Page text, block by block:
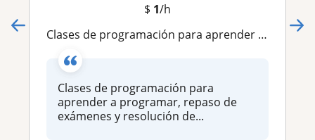
$ 1/h
Clases de programación para aprender a programar, repaso de exámenes y resolución de guías en Java, Php, Laravel, Python y más
Clases de programación para
aprender a programar, repaso de
exámenes y resolución de...